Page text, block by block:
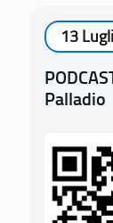
13
Palladio